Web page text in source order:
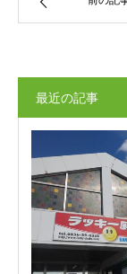
最近の記事